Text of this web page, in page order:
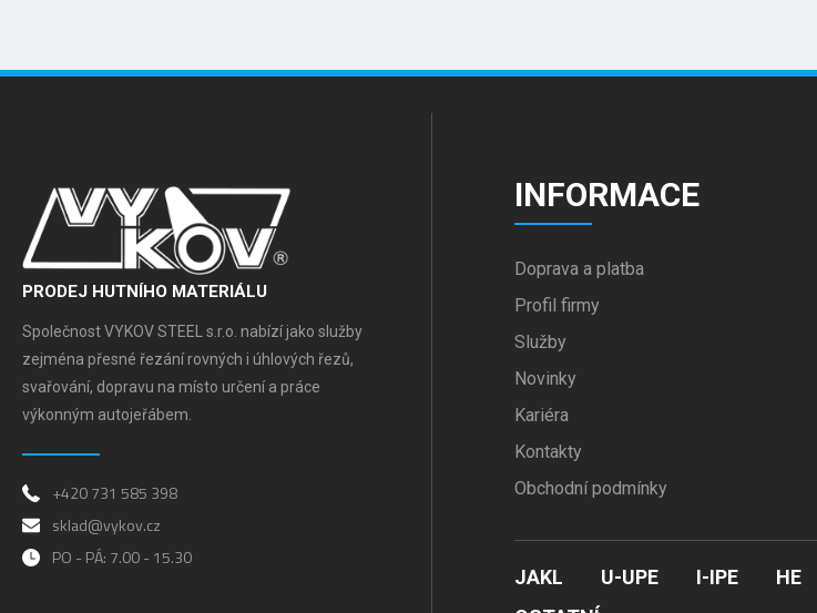
PRODEJ HUTNÍHO MATERIÁLU
Společnost VYKOV STEEL s.r.o. nabízí jako služby
zejména přesné řezání rovných i úhlových řezů,
svařování, dopravu na místo určení a práce
výkonným autojeřábem.
+420 731 585 398
sklad@vykov.cz
PO - PÁ: 7.00 - 15.30
INFORMACE
Doprava a platba
Profil firmy
Služby
Novinky
Kariéra
Kontakty
Obchodní podmínky
JAKL U-UPE I-IPE HE